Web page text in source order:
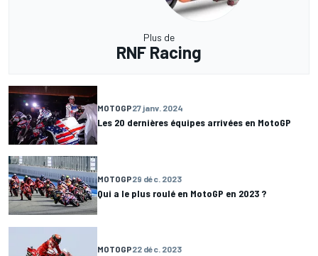
Plus de
RNF Racing
MOTOGP27 janv. 2024
Les 20 dernières équipes arrivées en MotoGP
MOTOGP29 déc. 2023
Qui a le plus roulé en MotoGP en 2023 ?
MOTOGP22 déc. 2023